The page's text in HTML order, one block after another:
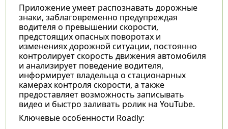
Приложение умеет распознавать дорожные
знаки, заблаговременно предупреждая
водителя о превышении скорости,
предстоящих опасных поворотах и
изменениях дорожной ситуации, постоянно
контролирует скорость движения автомобиля
и анализирует поведение водителя,
информирует владельца о стационарных
камерах контроля скорости, а также
предоставляет возможность записывать
видео и быстро заливать ролик на YouTube.
Ключевые особенности Roadly: